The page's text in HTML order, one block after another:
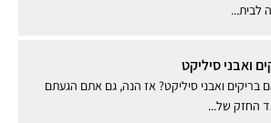
לבית...
ואבני סיליקט
בריקים ואבני סיליקט? אז הנה, גם אתם הגעתם
החזק של...